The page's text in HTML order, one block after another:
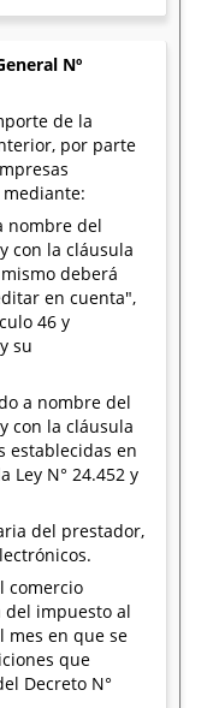
Nº
de la
por parte
nombre del
con la cláusula
deberá
en cuenta",
46 y
su
a nombre del
con la cláusula
establecidas en
Ley N° 24.452 y
del prestador,
comercio
impuesto al
mes en que se
que
Decreto N°